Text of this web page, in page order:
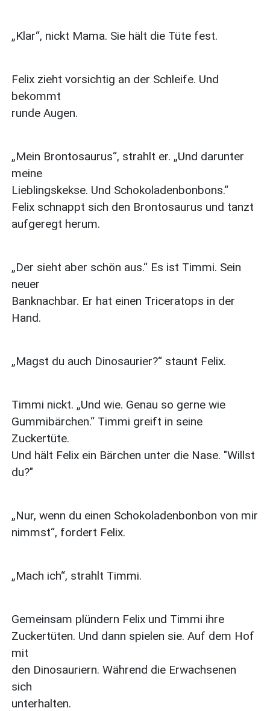
„Klar“, nickt Mama. Sie hält die Tüte fest.
Felix zieht vorsichtig an der Schleife. Und
bekommt
runde Augen.
„Mein Brontosaurus“, strahlt er. „Und darunter
meine
Lieblingskekse. Und Schokoladenbonbons.“
Felix schnappt sich den Brontosaurus und tanzt
aufgeregt herum.
„Der sieht aber schön aus.“ Es ist Timmi. Sein
neuer
Banknachbar. Er hat einen Triceratops in der
Hand.
„Magst du auch Dinosaurier?“ staunt Felix.
Timmi nickt. „Und wie. Genau so gerne wie
Gummibärchen.“ Timmi greift in seine
Zuckertüte.
Und hält Felix ein Bärchen unter die Nase. "Willst
du?"
„Nur, wenn du einen Schokoladenbonbon von mir
nimmst“, fordert Felix.
„Mach ich“, strahlt Timmi.
Gemeinsam plündern Felix und Timmi ihre
Zuckertüten. Und dann spielen sie. Auf dem Hof
mit
den Dinosauriern. Während die Erwachsenen
sich
unterhalten.